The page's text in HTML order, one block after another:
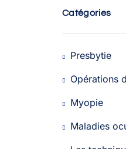
Catégories
Presbytie
Opérations
Myopie
Maladies